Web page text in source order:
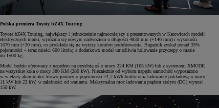
Polska premiera Toyoty bZ4X Touring
Toyota bZ4X Touring, największy i jednocześnie najmocniejszy z prezentowanych w Katowicach modeli
elektrycznych marki, wyróżnia się nowym nadwoziem o długości 4830 mm (+140 mm) i wysokości
1670 mm (+20 mm), co przekłada się na wyższy komfort podróżowania. Bagażnik zyskał ponad 33%
pojemności – teraz mieści 600 litrów, a dodatkowo model umożliwia holowanie przyczepy o masie
do 1500 kg.
Model będzie oferowany z napędem na przednią oś o mocy 224 KM (165 kW) lub z systemem XMODE
na wszystkie koła o mocy 380 KM (280 kW). Niezależnie od wyboru napędu samochód wyposażono
w większy akumulator litowo-jonowy o pojemności 74,7 kWh brutto oraz ładowarkę pokładową o mocy
11 kW lub 22 kW, w zależności od wariantu. Maksymalna moc ładowania prądem stałym (DC) wynosi
150 kW.